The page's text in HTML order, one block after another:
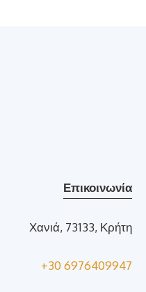
Επικοινωνία
Χανιά, 73133, Κρήτη
+30 6976409947